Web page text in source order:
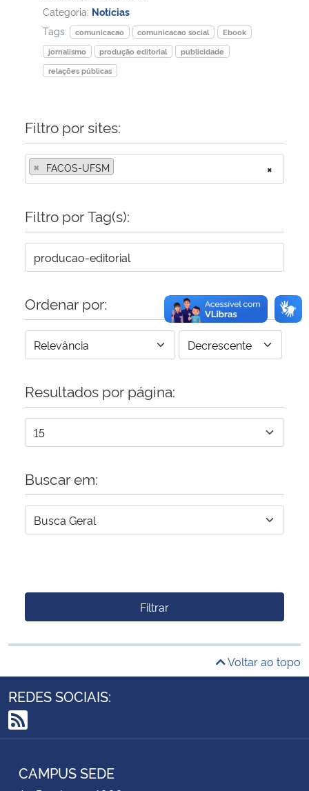
Ministério do Meio Ambiente
Ministério do Turismo
Controladoria-Geral da União
Ministério da Mulher, da Família e dos Direitos Humanos
Secretaria de Governo
Advocacia-Geral da União
Banco Central do Brasil
Planalto
Categoria: Notícias
Tags:
comunicacao comunicacao social
Ebook
jornalismo
produção editorial
publicidade
relações públicas
Filtro por sites:
×
× FACOS-UFSM
Filtro por Tag(s):
Ordenar por:
Resultados por página:
Buscar em:
Filtrar
Voltar ao topo
REDES SOCIAIS:
RSS
CAMPUS SEDE